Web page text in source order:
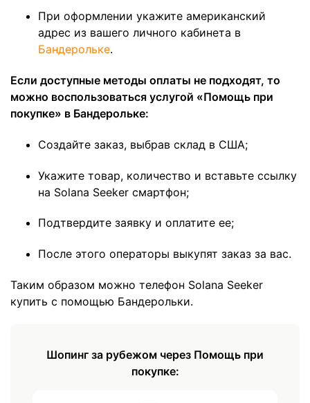
При оформлении укажите американский
адрес из вашего личного кабинета в
Бандерольке.
Если доступные методы оплаты не подходят, то
можно воспользоваться услугой «Помощь при
покупке» в Бандерольке:
Создайте заказ, выбрав склад в США;
Укажите товар, количество и вставьте ссылку
на Solana Seeker смартфон;
Подтвердите заявку и оплатите ее;
После этого операторы выкупят заказ за вас.
Таким образом можно телефон Solana Seeker
купить с помощью Бандерольки.
Шопинг за рубежом через Помощь при
покупке: